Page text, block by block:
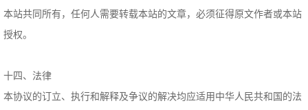
本站共同所有，任何人需要转载本站的文章，必须征得原文作者或本站
授权。
十四、法律
本协议的订立、执行和解释及争议的解决均应适用中华人民共和国的法